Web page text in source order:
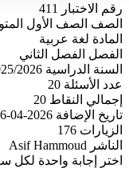
رقم الاختبار
411
الصف الصف الأول
المادة لغة عربية
الفصل الفصل الثاني
السنة الدراسية 2026
عدد الأسئلة 20
إجمالي النقاط 20
تاريخ الإضافة 2026-04-26
الزيارات 176
الناشر Asif Hammoud
اختر إجابة واحدة لكل